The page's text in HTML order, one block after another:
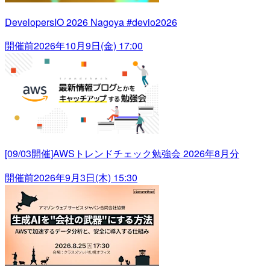
DevelopersIO 2026 Nagoya #devio2026
開催前2026年10月9日(金) 17:00
[09/03開催]AWSトレンドチェック勉強会 2026年8月分
開催前2026年9月3日(木) 15:30